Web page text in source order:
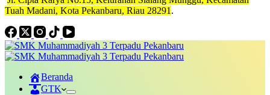
Tuah Madani, Kota Pekanbaru, Riau 28291 .
Beranda
GTK